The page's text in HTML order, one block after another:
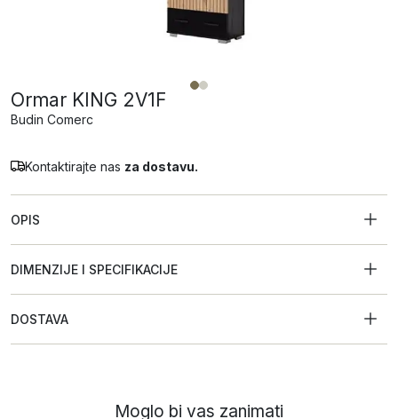
Ormar KING 2V1F
Budin Comerc
Kontaktirajte nas za dostavu.
OPIS
DIMENZIJE I SPECIFIKACIJE
DOSTAVA
Moglo bi vas zanimati